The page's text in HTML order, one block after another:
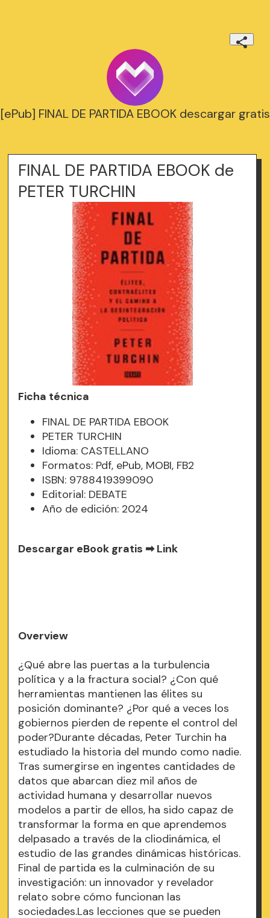
[ePub] FINAL DE PARTIDA EBOOK descargar gratis
FINAL DE PARTIDA EBOOK de
PETER TURCHIN
Ficha técnica
FINAL DE PARTIDA EBOOK
PETER TURCHIN
Idioma: CASTELLANO
Formatos: Pdf, ePub, MOBI, FB2
ISBN: 9788419399090
Editorial: DEBATE
Año de edición: 2024
Descargar eBook gratis ➡Link
Overview
¿Qué abre las puertas a la turbulencia
política y a la fractura social? ¿Con qué
herramientas mantienen las élites su
posición dominante? ¿Por qué a veces los
gobiernos pierden de repente el control del
poder?Durante décadas, Peter Turchin ha
estudiado la historia del mundo como nadie.
Tras sumergirse en ingentes cantidades de
datos que abarcan diez mil años de
actividad humana y desarrollar nuevos
modelos a partir de ellos, ha sido capaz de
transformar la forma en que aprendemos
delpasado a través de la cliodinámica, el
estudio de las grandes dinámicas históricas.
Final de partida es la culminación de su
investigación: un innovador y revelador
relato sobre cómo funcionan las
sociedades.Las lecciones que se pueden